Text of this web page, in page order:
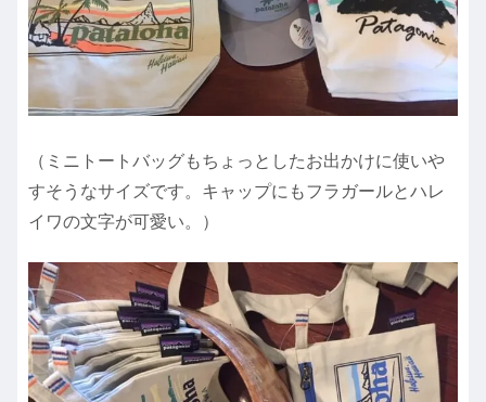
（ミニトートバッグもちょっとしたお出かけに使いや
すそうなサイズです。キャップにもフラガールとハレ
イワの文字が可愛い。）